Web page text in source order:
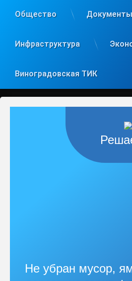
Общество Документы
Инфраструктура
Виноградовская ТИК
Не убран мусор,